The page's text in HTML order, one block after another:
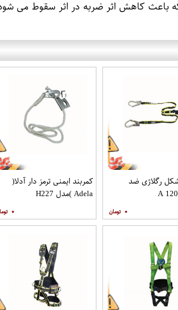
باعث کاهش اثر ضربه در اثر سقوط می
رگلاژی ضد
۰
کمربند ایمنی ترمز دار آدلا(
Adela )مدل H227
۰